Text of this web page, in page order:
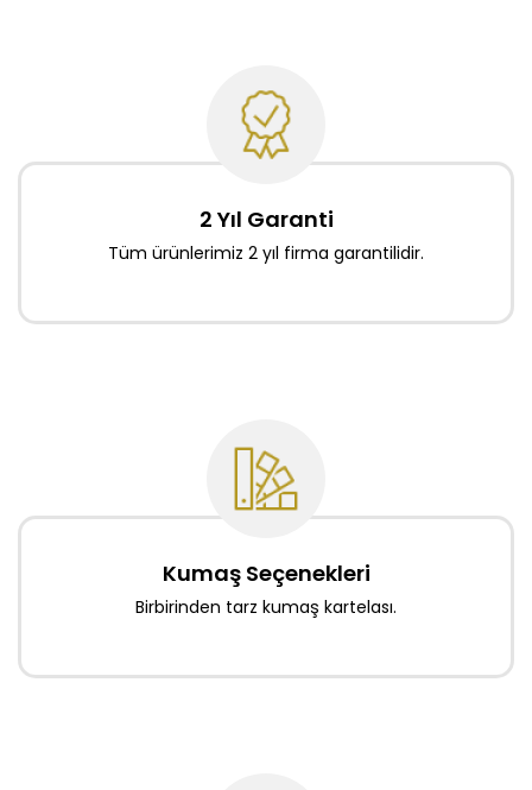
2 Yıl Garanti
Tüm ürünlerimiz 2 yıl firma garantilidir.
Kumaş Seçenekleri
Birbirinden tarz kumaş kartelası.